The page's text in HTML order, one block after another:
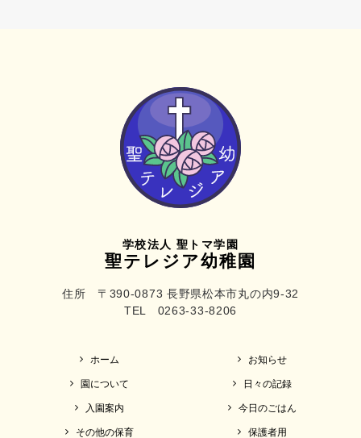
学校法人 聖トマ学園
聖テレジア幼稚園
住所 〒390-0873 長野県松本市丸の内9-32
TEL 0263-33-8206
ホーム
園について
入園案内
その他の保育
お知らせ
日々の記録
今日のごはん
保護者用